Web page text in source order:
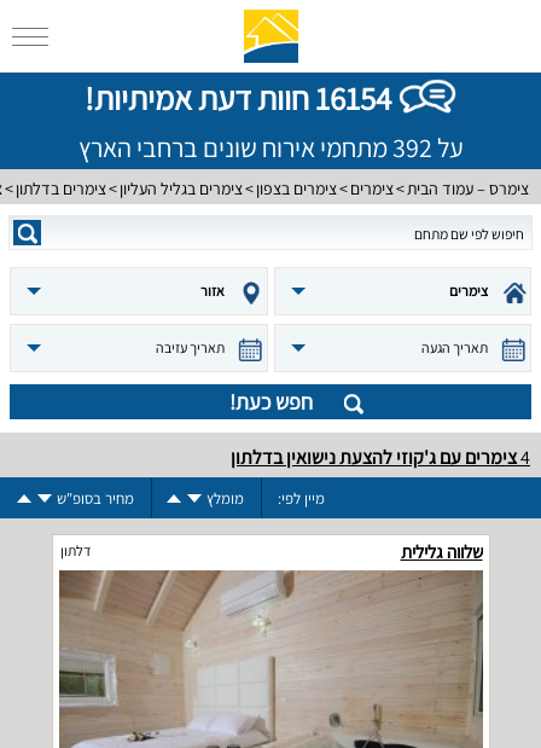
16154 חוות דעת אמיתיות!
על 392 מתחמי אירוח שונים ברחבי הארץ
צימרס – עמוד הבית צימרים צימרים בצפון צימרים בגליל העליון צימרים בדלתון
צימרים אזור
תאריך הגעה תאריך עזיבה
חפש כעת!
4צימרים עם ג'קוזי להצעת נישואין בדלתון
מיין לפי: מומלץ מחיר בסופ"ש
שלווה גלילית דלתון